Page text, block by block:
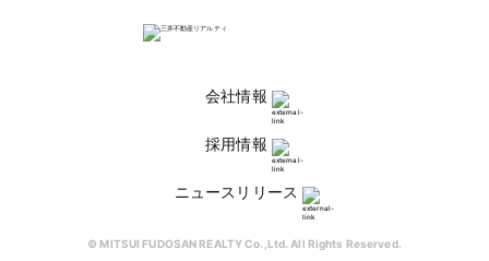
会社情報
採用情報
ニュースリリース
© MITSUI FUDOSAN REALTY Co.,Ltd. All Rights Reserved.